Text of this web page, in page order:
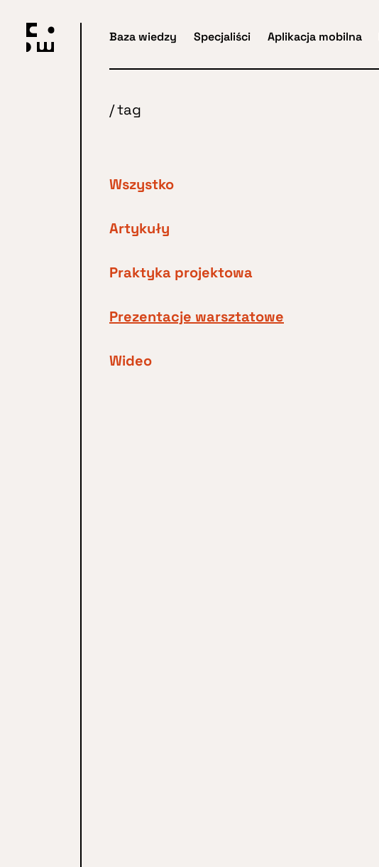
głównej
Baza wiedzy Specjaliści Aplikacja mobilna
/tag
Wszystko
Artykuły
Praktyka projektowa
Prezentacje warsztatowe
Wideo